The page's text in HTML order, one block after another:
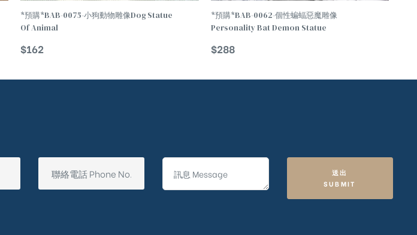
*預購*BAB-0075-小狗動物雕像Dog Statue
Of Animal
$162
*預購*BAB-0062-個性蝙蝠惡魔雕像
Personality Bat Demon Statue
$288
送出
SUBMIT